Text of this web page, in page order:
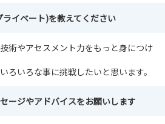
イベート)を教えてください
術やアセスメント力をもっと身につけ
ろいろな事に挑戦したいと思います。
ージやアドバイスをお願いします